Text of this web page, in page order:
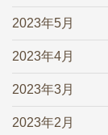
2023年5月
2023年4月
2023年3月
2023年2月